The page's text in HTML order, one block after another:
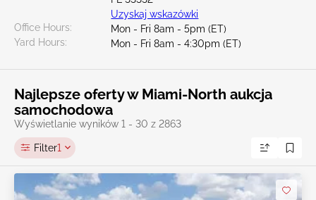
Uzyskaj wskazówki
Office Hours:
Mon - Fri 8am - 5pm (ET)
Yard Hours:
Mon - Fri 8am - 4:30pm (ET)
Najlepsze oferty w Miami-North aukcja
samochodowa
Wyświetlanie wyników 1 - 30 z 2863
Filter1